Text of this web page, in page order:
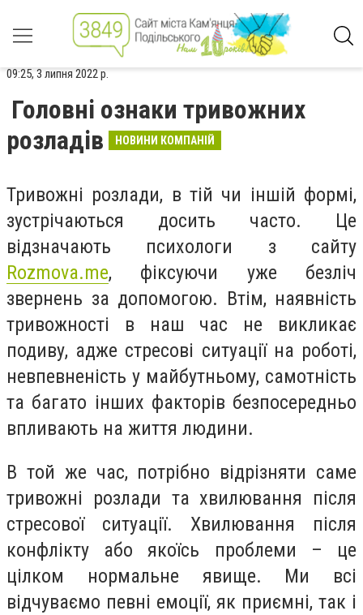
09:25, 3 липня 2022 р.
Головні ознаки тривожних
розладів
НОВИНИ КОМПАНІЙ
Тривожні розлади, в тій чи іншій формі,
зустрічаються досить часто. Це
відзначають психологи з сайту
Rozmova.me, фіксуючи уже безліч
звернень за допомогою. Втім, наявність
тривожності в наш час не викликає
подиву, адже стресові ситуації на роботі,
невпевненість у майбутньому, самотність
та багато інших факторів безпосередньо
впливають на життя людини.
В той же час, потрібно відрізняти саме
тривожні розлади та хвилювання після
стресової ситуації. Хвилювання після
конфлікту або якоїсь проблеми – це
цілком нормальне явище. Ми всі
відчуваємо певні емоції, як приємні, так і